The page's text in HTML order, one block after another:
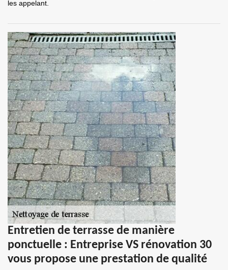
les appelant.
Entretien de terrasse de manière
ponctuelle : Entreprise VS rénovation 30
vous propose une prestation de qualité